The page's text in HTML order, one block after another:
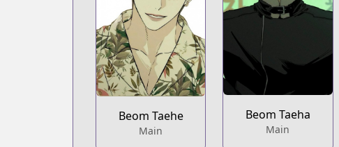
Beom Taehe
Main
Beom Taeha
Main